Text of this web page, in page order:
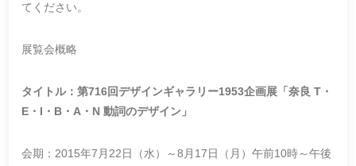
てください。
展覧会概略
タイトル：第716回デザインギャラリー1953企画展「奈良 T・
E・I・B・A・N 動詞のデザイン」
会期：2015年7月22日（水）～8月17日（月）午前10時～午後